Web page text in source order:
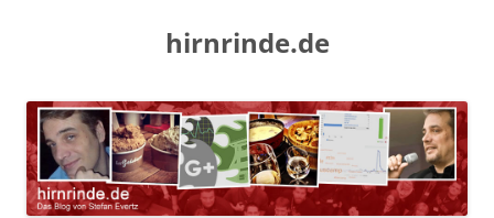
hirnrinde.de